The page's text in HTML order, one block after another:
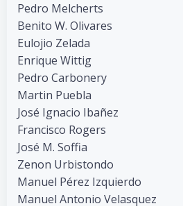
Pedro Melcherts
Benito W. Olivares
Eulojio Zelada
Enrique Wittig
Pedro Carbonery
Martin Puebla
José Ignacio Ibañez
Francisco Rogers
José M. Soffia
Zenon Urbistondo
Manuel Pérez Izquierdo
Manuel Antonio Velasquez